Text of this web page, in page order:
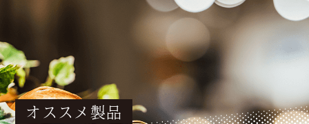
オススメ製品